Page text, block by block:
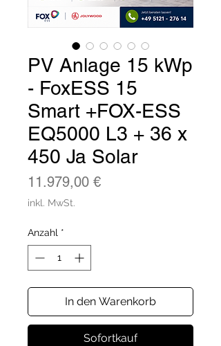
PV Anlage 15 kWp
- FoxESS 15
Smart +FOX-ESS
EQ5000 L3 + 36 x
450 Ja Solar
11.979,00 €Preis
inkl. MwSt.
Anzahl *
In den Warenkorb
Sofortkauf